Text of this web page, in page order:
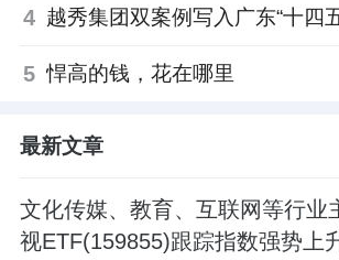
创新做法；以及万物梁行在众多
的“零废弃办公”实践。
多企业和个人积极投身绿色实践
共同拥抱更绿色、高效和可持续
呼吁。
4
5 悍高的钱，花在哪里
最新文章
文化传媒、教育、互联网等行业
视ETF(159855)跟踪指数强势上